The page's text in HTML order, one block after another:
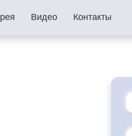
Видео Контакты
Музыканта и Певца посвящается…